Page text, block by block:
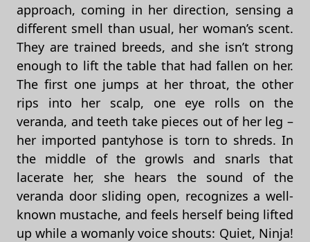
approach, coming in her direction, sensing a
different smell than usual, her woman’s scent.
They are trained breeds, and she isn’t strong
enough to lift the table that had fallen on her.
The first one jumps at her throat, the other
rips into her scalp, one eye rolls on the
veranda, and teeth take pieces out of her leg –
her imported pantyhose is torn to shreds. In
the middle of the growls and snarls that
lacerate her, she hears the sound of the
veranda door sliding open, recognizes a well-
known mustache, and feels herself being lifted
up while a womanly voice shouts: Quiet, Ninja!